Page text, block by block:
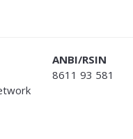
ANBI/RSIN
8611 93 581